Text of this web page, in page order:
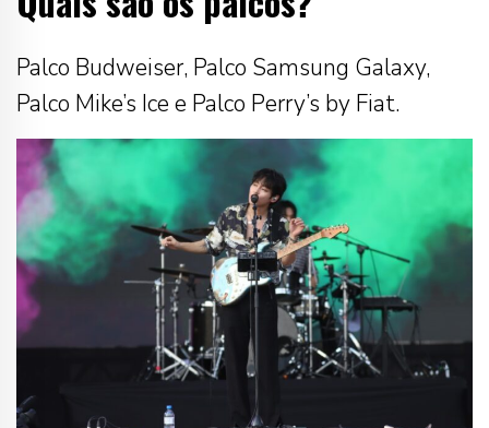
Palco Budweiser, Palco Samsung Galaxy,
Palco Mike’s Ice e Palco Perry’s by Fiat.